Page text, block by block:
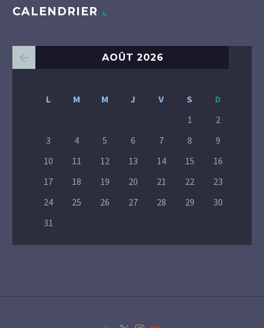
CALENDRIER
AOÛT 2026
L M M J V S
D
1
2
3
4 5 6 7 8
9
10
11 12 13 14 15
16
17
18 19 20 21 22
23
24
25 26 27 28 29
30
31